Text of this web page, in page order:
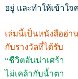
อยู่ และทำให้เข้าใ
เล่มนี้เป็นหนังสืออ่า
กับรางวัลที่ได้รับ
“ชีวิตอันน่าเศร้า
ไม่เคล้ากับน้ำตา